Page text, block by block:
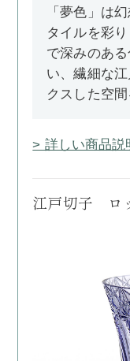
「夢色」は
タイルを彩
で深みのあ
い、繊細な
クスした空間
> 詳しい商品説
江戸切子 ロ